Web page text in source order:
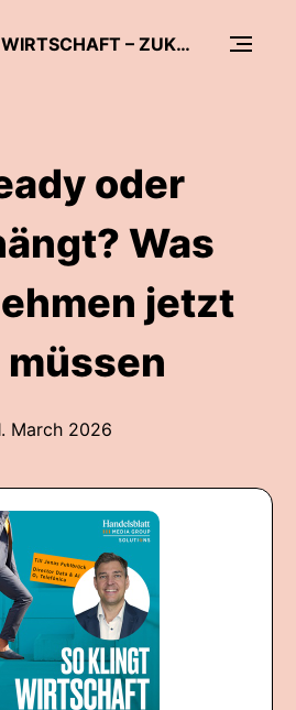
SO KLINGT WIRTSCHAFT – ZUKUNFTSTHEMEN FÜR UNTERNEHMEN
oder
Was
jetzt
March 2026